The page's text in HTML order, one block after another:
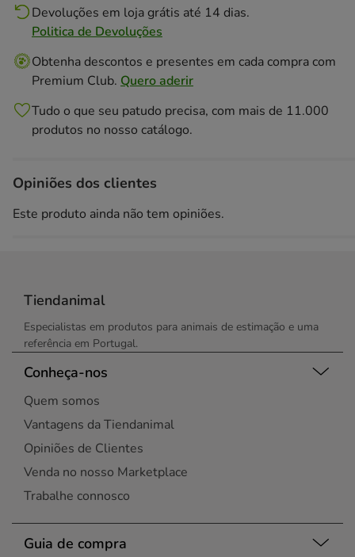
Devoluções em loja grátis até 14 dias.
Politica de Devoluções
Obtenha descontos e presentes em cada compra com
Premium Club. Quero aderir
Tudo o que seu patudo precisa, com mais de 11.000
produtos no nosso catálogo.
Opiniões dos clientes
Este produto ainda não tem opiniões.
Tiendanimal
Especialistas em produtos para animais de estimação e uma
referência em Portugal.
Conheça-nos
Quem somos
Vantagens da Tiendanimal
Opiniões de Clientes
Venda no nosso Marketplace
Trabalhe connosco
Guia de compra